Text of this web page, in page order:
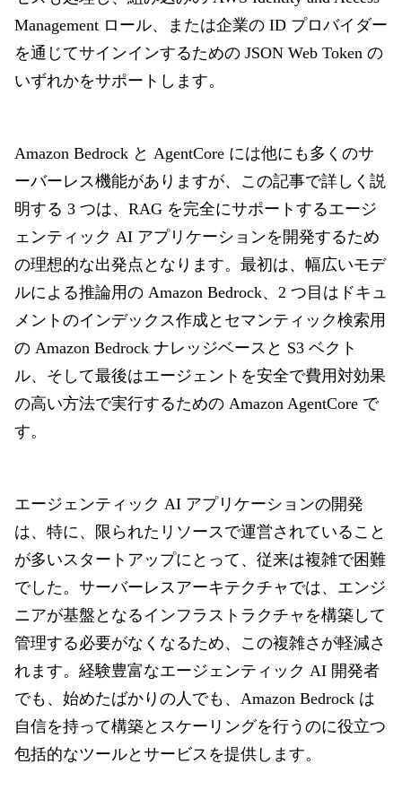
Management ロール、または企業の ID プロバイダー
を通じてサインインするための JSON Web Token の
いずれかをサポートします。
Amazon Bedrock と AgentCore には他にも多くのサ
ーバーレス機能がありますが、この記事で詳しく説
明する 3 つは、RAG を完全にサポートするエージ
ェンティック AI アプリケーションを開発するため
の理想的な出発点となります。最初は、幅広いモデ
ルによる推論用の Amazon Bedrock、2 つ目はドキュ
メントのインデックス作成とセマンティック検索用
の Amazon Bedrock ナレッジベースと S3 ベクト
ル、そして最後はエージェントを安全で費用対効果
の高い方法で実行するための Amazon AgentCore で
す。
エージェンティック AI アプリケーションの開発
は、特に、限られたリソースで運営されていること
が多いスタートアップにとって、従来は複雑で困難
でした。サーバーレスアーキテクチャでは、エンジ
ニアが基盤となるインフラストラクチャを構築して
管理する必要がなくなるため、この複雑さが軽減さ
れます。経験豊富なエージェンティック AI 開発者
でも、始めたばかりの人でも、Amazon Bedrock は
自信を持って構築とスケーリングを行うのに役立つ
包括的なツールとサービスを提供します。